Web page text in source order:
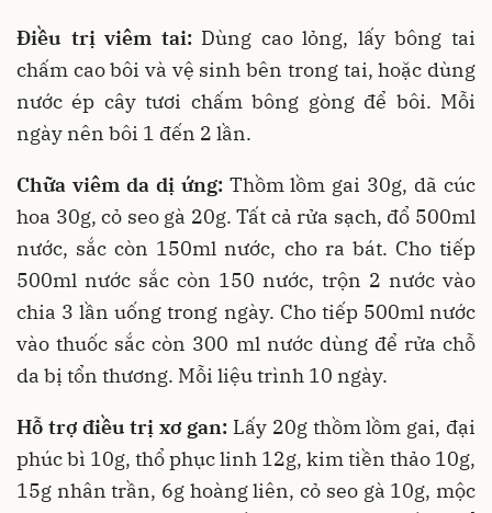
Điều trị viêm tai:Dùng cao lỏng, lấy bông tai
chấm cao bôi và vệ sinh bên trong tai, hoặc dùng
nước ép cây tươi chấm bông gòng để bôi. Mỗi
ngày nên bôi 1 đến 2 lần.
Chữa viêm da dị ứng:Thồm lồm gai 30g, dã cúc
hoa 30g, cỏ seo gà 20g. Tất cả rửa sạch, đổ 500ml
nước, sắc còn 150ml nước, cho ra bát. Cho tiếp
500ml nước sắc còn 150 nước, trộn 2 nước vào
chia 3 lần uống trong ngày. Cho tiếp 500ml nước
vào thuốc sắc còn 300 ml nước dùng để rửa chỗ
da bị tổn thương. Mỗi liệu trình 10 ngày.
Hỗ trợ điều trị xơ gan: Lấy 20g thồm lồm gai, đại
phúc bì 10g, thổ phục linh 12g, kim tiền thảo 10g,
15g nhân trần, 6g hoàng liên, cỏ seo gà 10g, mộc